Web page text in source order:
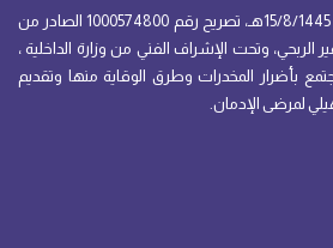
تأسست جمعية صمود بتاريخ 15/8/1445هـ، تصريح رقم 1000574800 الصادر من
الربحي، وتحت الإشراف الفني من وزارة الداخلية ،
بأضرار المخدرات وطرق الوقاية منها وتقديم
لمرضى الإدمان.